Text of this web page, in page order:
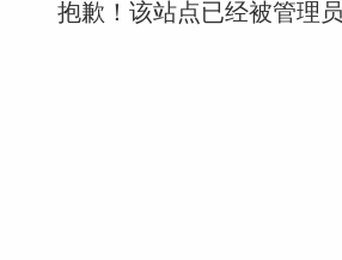
抱歉！该站点已经被管理